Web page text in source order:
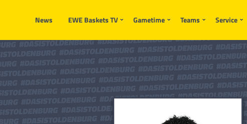
News EWE Baskets TV Gametime Teams Service